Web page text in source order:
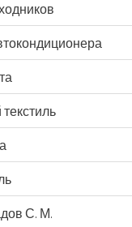
С. М.